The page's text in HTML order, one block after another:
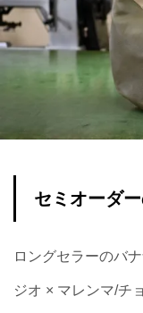
セミオーダ
ロングセラーのバ
ジオ × マレンマ/チ